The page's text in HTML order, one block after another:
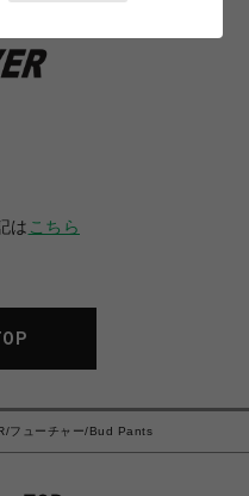
は こちら
フューチャー/Bud Pants